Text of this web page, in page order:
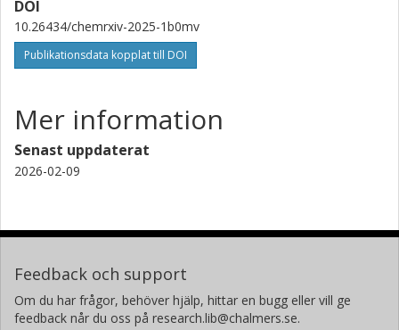
DOI
10.26434/chemrxiv-2025-1b0mv
Publikationsdata kopplat till DOI
Mer information
Senast uppdaterat
2026-02-09
Feedback och support
Om du har frågor, behöver hjälp, hittar en bugg eller vill ge
feedback når du oss på research.lib@chalmers.se.